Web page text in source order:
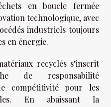
en boucle fermée
technologique, avec
industriels toujours
en énergie.
recyclés s’inscrit
de responsabilité
compétitivité pour les
En abaissant la